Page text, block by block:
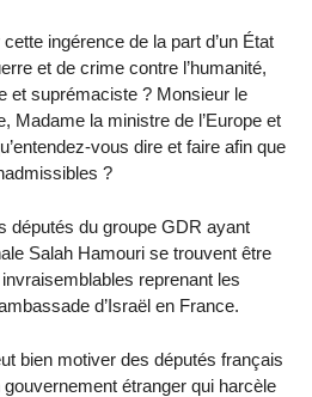
ingérence de la part d’un État
et de crime contre l’humanité,
et suprémaciste ? Monsieur le
Madame la ministre de l’Europe et
vous dire et faire afin que
?
députés du groupe GDR ayant
Salah Hamouri se trouvent être
reprenant les
d’Israël en France.
bien motiver des députés français
étranger qui harcèle